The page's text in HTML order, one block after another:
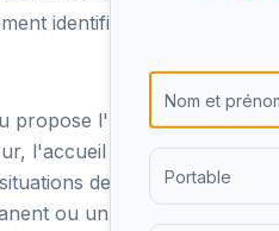
identifiés dans les
propose l'hébergement
l'accueil de nuit. Cette
des personnes
ou un répit temporaire.